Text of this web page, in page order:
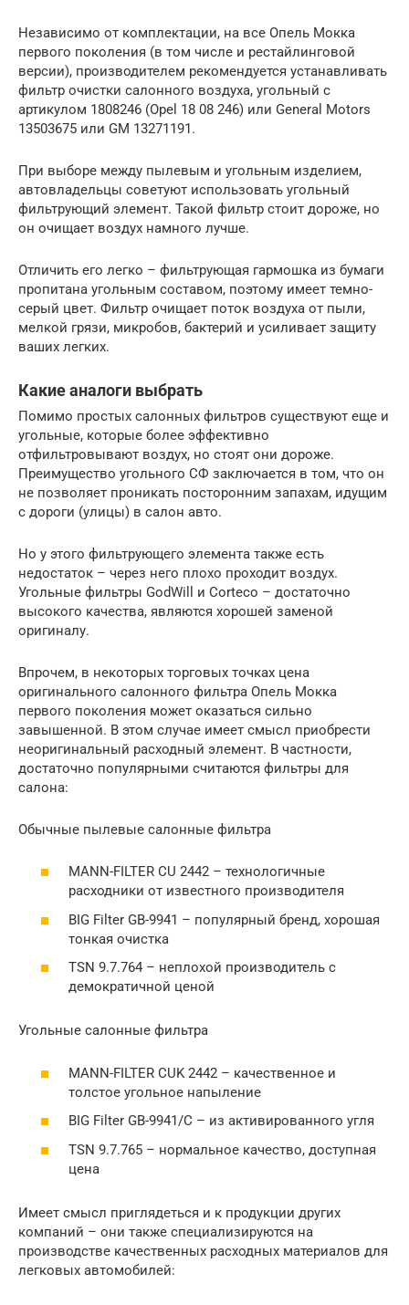
Независимо от комплектации, на все Опель Мокка
первого поколения (в том числе и рестайлинговой
версии), производителем рекомендуется устанавливать
фильтр очистки салонного воздуха, угольный с
артикулом 1808246 (Opel 18 08 246) или General Motors
13503675 или GM 13271191.
При выборе между пылевым и угольным изделием,
автовладельцы советуют использовать угольный
фильтрующий элемент. Такой фильтр стоит дороже, но
он очищает воздух намного лучше.
Отличить его легко – фильтрующая гармошка из бумаги
пропитана угольным составом, поэтому имеет темно-
серый цвет. Фильтр очищает поток воздуха от пыли,
мелкой грязи, микробов, бактерий и усиливает защиту
ваших легких.
Какие аналоги выбрать
Помимо простых салонных фильтров существуют еще и
угольные, которые более эффективно
отфильтровывают воздух, но стоят они дороже.
Преимущество угольного СФ заключается в том, что он
не позволяет проникать посторонним запахам, идущим
с дороги (улицы) в салон авто.
Но у этого фильтрующего элемента также есть
недостаток – через него плохо проходит воздух.
Угольные фильтры GodWill и Corteco – достаточно
высокого качества, являются хорошей заменой
оригиналу.
Впрочем, в некоторых торговых точках цена
оригинального салонного фильтра Опель Мокка
первого поколения может оказаться сильно
завышенной. В этом случае имеет смысл приобрести
неоригинальный расходный элемент. В частности,
достаточно популярными считаются фильтры для
салона:
Обычные пылевые салонные фильтра
MANN-FILTER CU 2442 – технологичные
расходники от известного производителя
BIG Filter GB-9941 – популярный бренд, хорошая
тонкая очистка
TSN 9.7.764 – неплохой производитель с
демократичной ценой
Угольные салонные фильтра
MANN-FILTER CUK 2442 – качественное и
толстое угольное напыление
BIG Filter GB-9941/C – из активированного угля
TSN 9.7.765 – нормальное качество, доступная
цена
Имеет смысл приглядеться и к продукции других
компаний – они также специализируются на
производстве качественных расходных материалов для
легковых автомобилей: